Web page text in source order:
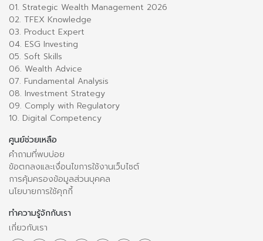
01. Strategic Wealth Management 2026
02. TFEX Knowledge
03. Product Expert
04. ESG Investing
05. Soft Skills
06. Wealth Advice
07. Fundamental Analysis
08. Investment Strategy
09. Comply with Regulatory
10. Digital Competency
ศูนย์ช่วยเหลือ
คำถามที่พบบ่อย
ข้อตกลงและเงื่อนไขการใช้งานเว็บไซต์
การคุ้มครองข้อมูลส่วนบุคคล
นโยบายการใช้คุกกี้
ทำความรู้จักกับเรา
เกี่ยวกับเรา